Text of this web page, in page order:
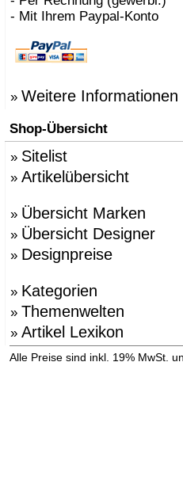
- Mit Ihrem Paypal-Konto
» Weitere Informationen
Shop-Übersicht
» Sitelist
» Artikelübersicht
» Übersicht Marken
» Übersicht Designer
» Designpreise
» Kategorien
» Themenwelten
» Artikel Lexikon
Alle Preise sind inkl. 19% MwSt.